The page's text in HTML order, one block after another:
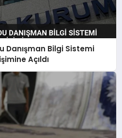
Danışman Bilgi Sistemi
Açıldı